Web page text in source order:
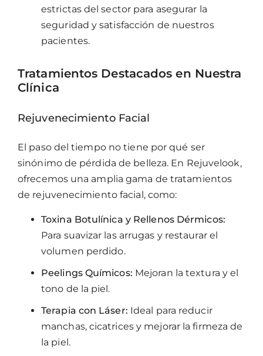
estrictas del sector para asegurar la
seguridad y satisfacción de nuestros
pacientes.
Tratamientos Destacados en Nuestra
Clínica
Rejuvenecimiento Facial
El paso del tiempo no tiene por qué ser
sinónimo de pérdida de belleza. En Rejuvelook,
ofrecemos una amplia gama de tratamientos
de rejuvenecimiento facial, como:
Toxina Botulínica y Rellenos Dérmicos:
Para suavizar las arrugas y restaurar el
volumen perdido.
Peelings Químicos: Mejoran la textura y el
tono de la piel.
Terapia con Láser: Ideal para reducir
manchas, cicatrices y mejorar la firmeza de
la piel.